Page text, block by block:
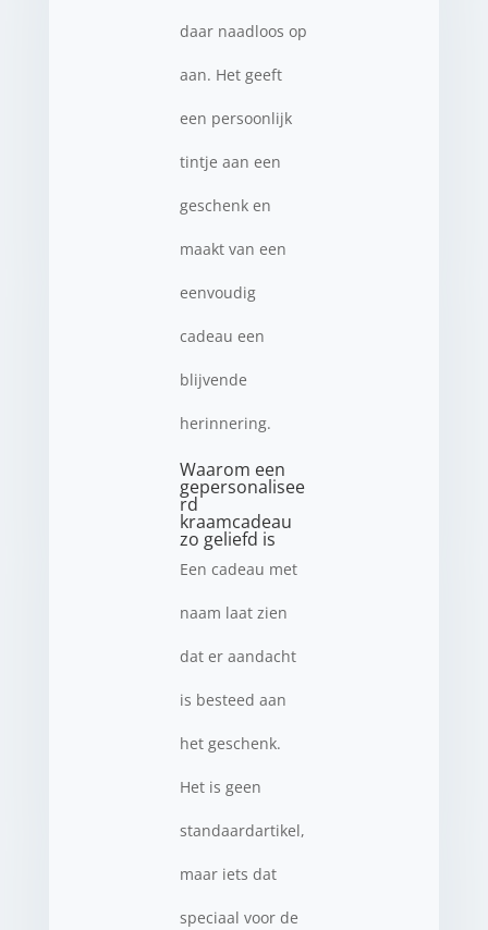
daar naadloos op
aan. Het geeft
een persoonlijk
tintje aan een
geschenk en
maakt van een
eenvoudig
cadeau een
blijvende
herinnering.
Waarom een
gepersonalisee
rd
kraamcadeau
zo geliefd is
Een cadeau met
naam laat zien
dat er aandacht
is besteed aan
het geschenk.
Het is geen
standaardartikel,
maar iets dat
speciaal voor de